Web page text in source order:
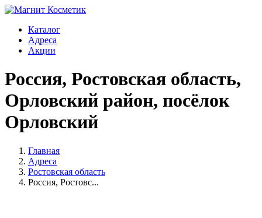
Каталог
Адреса
Акции
Россия, Ростовская область,
Орловский район, посёлок
Орловский
Главная
Адреса
Ростовская область
Россия, Ростовс...